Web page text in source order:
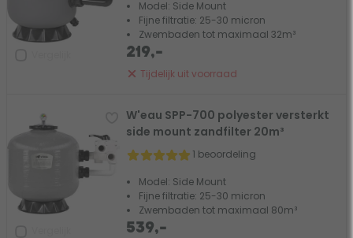
Model: Side Mount
Fijne filtratie: 25-30 micron
Zwembaden tot maximaal 32m³
Tijdelijk uit voorraad
219,-
W'eau SPP-700 polyester versterkt
side mount zandfilter 20m³
1 beoordeling
Model: Side Mount
Fijne filtratie: 25-30 micron
Zwembaden tot maximaal 80m³
539,-